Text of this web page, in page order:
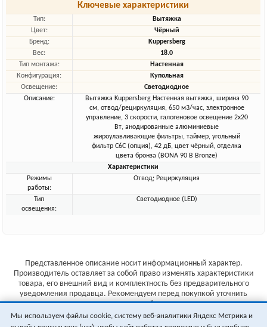
Ключевые характеристики
Тип:
Вытяжка
Цвет:
Чёрный
Бренд:
Kuppersberg
Вес:
18.0
Тип монтажа:
Настенная
Конфигурация:
Купольная
Освещение:
Светодиодное
Описание:
Вытяжка Kuppersberg Настенная вытяжка, ширина 90
см, отвод/рециркуляция, 650 м3/час, электронное
управление, 3 скорости, галогеновое освещение 2х20
Вт, анодированные алюминиевые
жироулавливающие фильтры, таймер, угольный
фильтр С6С (опция), 42 дБ, цвет чёрный, отделка
цвета бронза (BONA 90 B Bronze)
Характеристики
Режимы
работы:
Отвод; Рециркуляция
Тип
освещения:
Светодиодное (LED)
Представленное описание носит информационный характер.
Производитель оставляет за собой право изменять характеристики
товара, его внешний вид и комплектность без предварительного
уведомления продавца. Рекомендуем перед покупкой уточнить
характеристики товара на сайте производителя.
Указанные цены не являются публичной офертой (ст.435 ГК РФ).
Мы используем файлы cookie, систему веб-аналитики Яндекс Метрика и